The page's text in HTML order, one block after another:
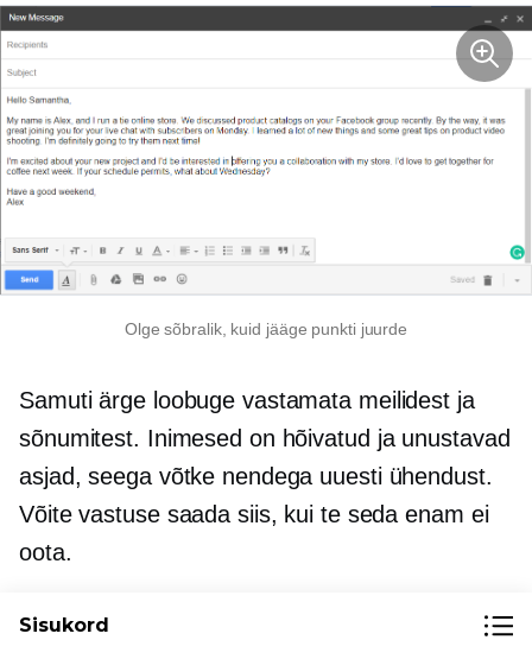
Olge sõbralik, kuid jääge punkti juurde
Samuti ärge loobuge vastamata meilidest ja
sõnumitest. Inimesed on hõivatud ja unustavad
asjad, seega võtke nendega uuesti ühendust.
Võite vastuse saada siis, kui te seda enam ei
oota.
Mida olete tõhusa ärivõrgustiku kohta õppinud:
Sisukord